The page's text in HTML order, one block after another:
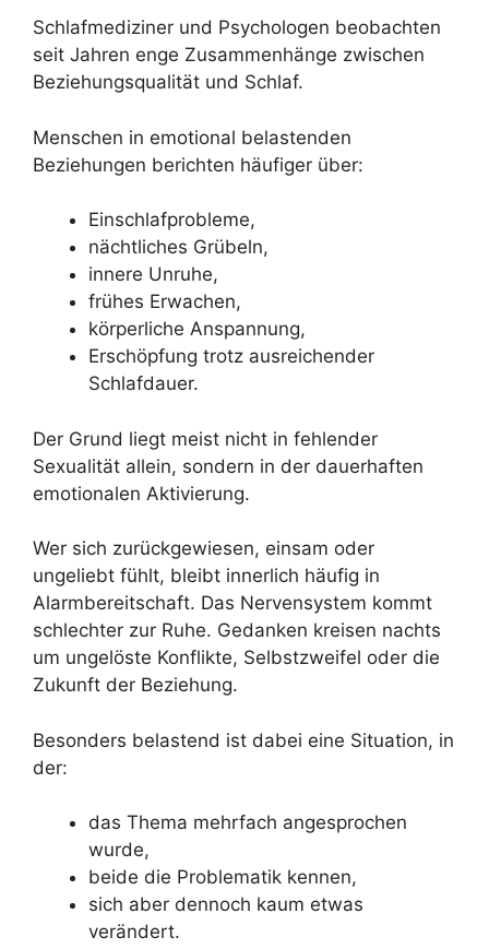
Schlafmediziner und Psychologen beobachten
seit Jahren enge Zusammenhänge zwischen
Beziehungsqualität und Schlaf.
Menschen in emotional belastenden
Beziehungen berichten häufiger über:
Einschlafprobleme,
nächtliches Grübeln,
innere Unruhe,
frühes Erwachen,
körperliche Anspannung,
Erschöpfung trotz ausreichender
Schlafdauer.
Der Grund liegt meist nicht in fehlender
Sexualität allein, sondern in der dauerhaften
emotionalen Aktivierung.
Wer sich zurückgewiesen, einsam oder
ungeliebt fühlt, bleibt innerlich häufig in
Alarmbereitschaft. Das Nervensystem kommt
schlechter zur Ruhe. Gedanken kreisen nachts
um ungelöste Konflikte, Selbstzweifel oder die
Zukunft der Beziehung.
Besonders belastend ist dabei eine Situation, in
der:
das Thema mehrfach angesprochen
wurde,
beide die Problematik kennen,
sich aber dennoch kaum etwas
verändert.